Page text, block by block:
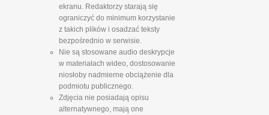
ekranu. Redaktorzy starają się
ograniczyć do minimum korzystanie
z takich plików i osadzać teksty
bezpośrednio w serwisie.
Nie są stosowane audio deskrypcje
w materiałach wideo, dostosowanie
niosłoby nadmierne obciążenie dla
podmiotu publicznego.
Zdjęcia nie posiadają opisu
alternatywnego, mają one